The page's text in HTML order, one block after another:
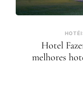
Hotel
melhores